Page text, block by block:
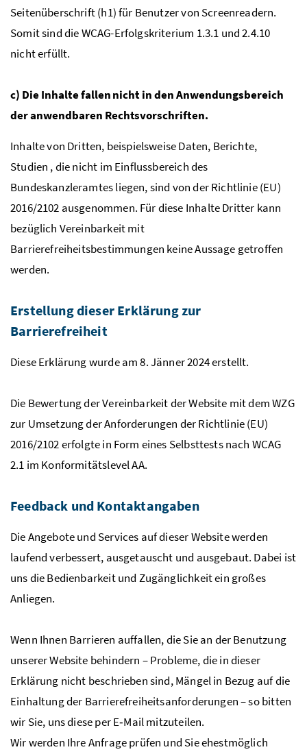
Seitenüberschrift (h1) für Benutzer von Screenreadern.
Somit sind die WCAG-Erfolgskriterium 1.3.1 und 2.4.10
nicht erfüllt.
c) Die Inhalte fallen nicht in den Anwendungsbereich
der anwendbaren Rechtsvorschriften.
Inhalte von Dritten, beispielsweise Daten, Berichte,
Studien , die nicht im Einflussbereich des
Bundeskanzleramtes liegen, sind von der Richtlinie (EU)
2016/2102 ausgenommen. Für diese Inhalte Dritter kann
bezüglich Vereinbarkeit mit
Barrierefreiheitsbestimmungen keine Aussage getroffen
werden.
Erstellung dieser Erklärung zur
Barrierefreiheit
Diese Erklärung wurde am 8. Jänner 2024 erstellt.
Die Bewertung der Vereinbarkeit der Website mit dem WZG
zur Umsetzung der Anforderungen der Richtlinie (EU)
2016/2102 erfolgte in Form eines Selbsttests nach WCAG
2.1 im Konformitätslevel AA.
Feedback und Kontaktangaben
Die Angebote und Services auf dieser Website werden
laufend verbessert, ausgetauscht und ausgebaut. Dabei ist
uns die Bedienbarkeit und Zugänglichkeit ein großes
Anliegen.
Wenn Ihnen Barrieren auffallen, die Sie an der Benutzung
unserer Website behindern – Probleme, die in dieser
Erklärung nicht beschrieben sind, Mängel in Bezug auf die
Einhaltung der Barrierefreiheitsanforderungen – so bitten
wir Sie, uns diese per E‑Mail mitzuteilen.
Wir werden Ihre Anfrage prüfen und Sie ehestmöglich